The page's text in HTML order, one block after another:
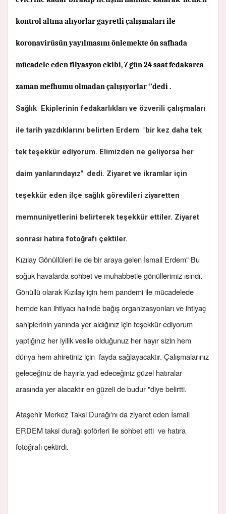
kontrol altına alıyorlar gayretli çalışmaları ile
koronavirüsün yayılmasını önlemekte ön safhada
mücadele eden filyasyon ekibi, 7 gün 24 saat fedakarca
zaman mefhumu olmadan çalışıyorlar ‘’dedi .
Sağlık Ekiplerininfedakarlıkları ve özverili çalışmaları
ile tarih yazdıklarını belirten Erdem "bir kez dahatek
tekteşekkür ediyorum. Elimizden ne geliyorsa her
daim yanlarındayız" dedi. Ziyaret ve ikramlar için
teşekkür eden ilçe sağlık görevlileri ziyaretten
memnuniyetlerini belirterek teşekkür ettiler. Ziyaret
sonrası hatıra fotoğrafı çektiler.
Kızılay Gönüllüleri ile de bir araya gelen İsmail Erdem" Bu
soğuk havalarda sohbet ve muhabbetle gönüllerimiz ısındı.
Gönüllü olarak Kızılay için hem pandemi ile mücadelede
hemde kan ihtiyacı halinde bağış organizasyonları ve ihtiyaç
sahiplerinin yanında yer aldığınız için teşekkür ediyorum
yaptığınız her iyilik vesile olduğunuz her hayır sizin hem
dünya hem ahiretiniz için fayda sağlayacaktır. Çalışmalarınız
geleceğiniz de hayırla yad edeceğiniz güzel hatıralar
arasında yer alacaktır en güzeli de budur "diye belirtti.
Ataşehir Merkez Taksi Durağı'nı da ziyaret eden İsmail
ERDEM taksi durağı şoförleri ile sohbet etti ve hatıra
fotoğrafı çektirdi.